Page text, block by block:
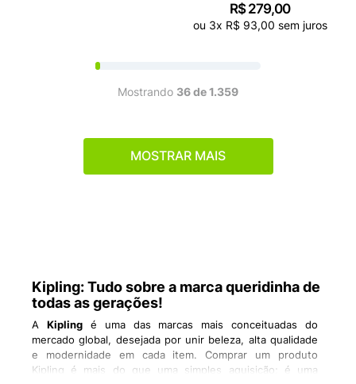
R$ 279,00
ou 3x R$ 93,00 sem juros
Mostrando 36 de 1.359
MOSTRAR MAIS
Kipling: Tudo sobre a marca queridinha de
todas as gerações!
A Kiplingé uma das marcas mais conceituadas do
mercado global, desejada por unir beleza, alta qualidade
e modernidade em cada item. Comprar um produto
Kipling é mais do que uma simples aquisição; é uma